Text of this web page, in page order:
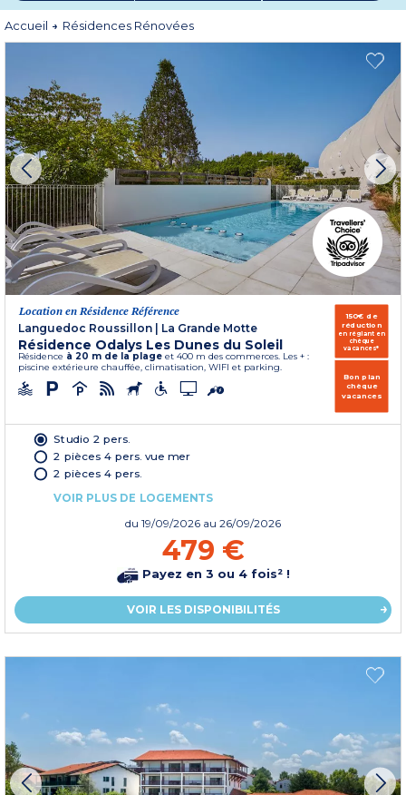
Alors, prêt à découvrir la nouvelle génération de séjours Odalys ? Réservez
dès maintenant et laissez-vous séduire par le confort réinventé !
Accueil Résidences Rénovées
Location en Résidence Référence
Languedoc Roussillon
La Grande Motte
Résidence Odalys Les Dunes du Soleil
Résidence à 20 m de la plage et 400 m des commerces. Les + :
piscine extérieure chauffée, climatisation, WIFI et parking.
150€ de
réduction
en réglant en
chèque
vacances*
Bon plan
chèque
vacances
Studio 2 pers.
2 pièces 4 pers. vue mer
2 pièces 4 pers.
VOIR PLUS DE LOGEMENTS
du 19/09/2026 au 26/09/2026
479 €
Payez en 3 ou 4 fois² !
VOIR LES DISPONIBILITÉS